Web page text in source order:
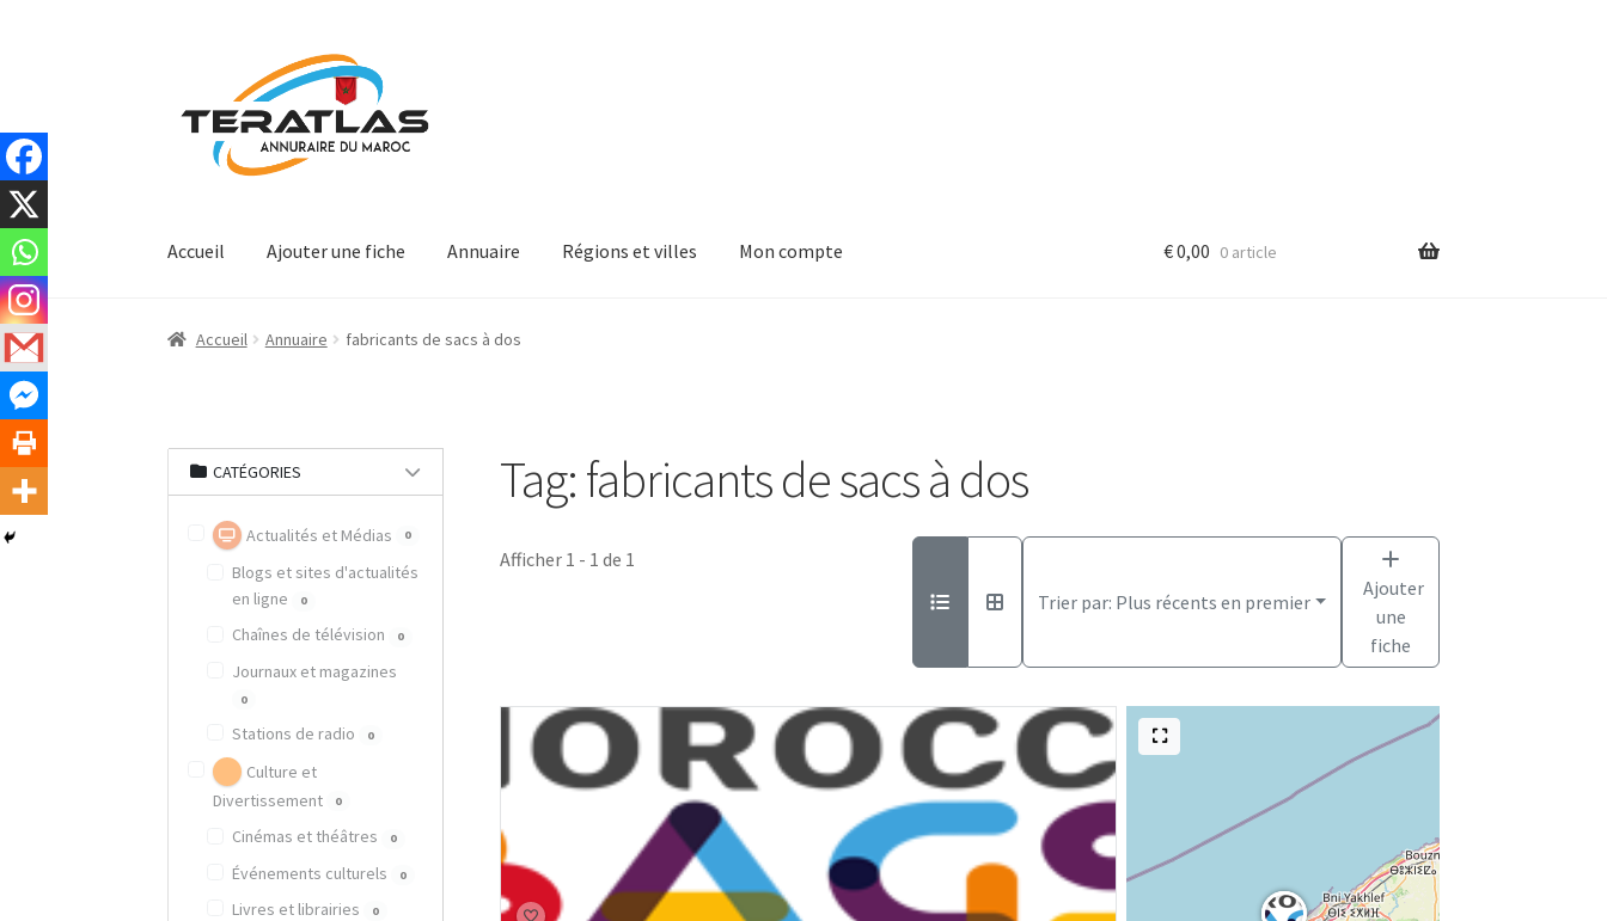
la
navigation
contenu
Accueil Ajouter une fiche Annuaire Régions et villes Mon compte €0,00 0 article
Accueil Annuaire fabricants de sacs à dos
Tag: fabricants de sacs à dos
Afficher 1 - 1 de 1
Trier par: Plus récents en premier
Ajouter
une
fiche
CATÉGORIES
Actualités et Médias 0
Blogs et sites d'actualités
en ligne
0
Chaînes de télévision 0
Journaux et magazines
0
Stations de radio 0
Culture et
Divertissement
0
Cinémas et théâtres 0
Événements culturels 0
Livres et librairies 0